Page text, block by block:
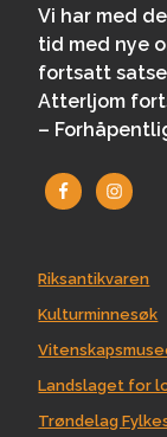
Vi har med
tid med nye
fortsatt
Atterljom
–
Riksantikvaren
Kulturminnesøk
Landslaget for
Trøndelag